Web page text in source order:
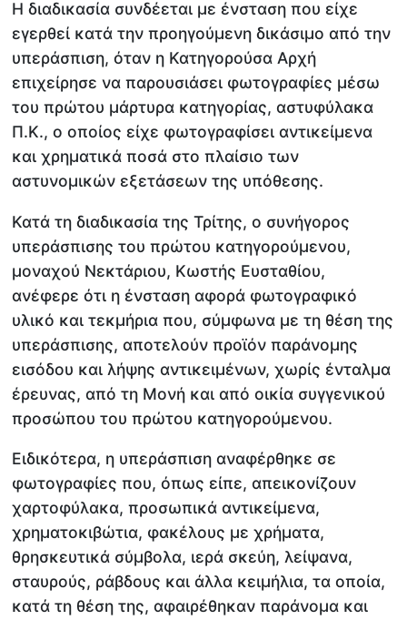
Η διαδικασία συνδέεται με ένσταση που είχε
εγερθεί κατά την προηγούμενη δικάσιμο από την
υπεράσπιση, όταν η Κατηγορούσα Αρχή
επιχείρησε να παρουσιάσει φωτογραφίες μέσω
του πρώτου μάρτυρα κατηγορίας, αστυφύλακα
Π.Κ., ο οποίος είχε φωτογραφίσει αντικείμενα
και χρηματικά ποσά στο πλαίσιο των
αστυνομικών εξετάσεων της υπόθεσης.
Κατά τη διαδικασία της Τρίτης, ο συνήγορος
υπεράσπισης του πρώτου κατηγορούμενου,
μοναχού Νεκτάριου, Κωστής Ευσταθίου,
ανέφερε ότι η ένσταση αφορά φωτογραφικό
υλικό και τεκμήρια που, σύμφωνα με τη θέση της
υπεράσπισης, αποτελούν προϊόν παράνομης
εισόδου και λήψης αντικειμένων, χωρίς ένταλμα
έρευνας, από τη Μονή και από οικία συγγενικού
προσώπου του πρώτου κατηγορούμενου.
Ειδικότερα, η υπεράσπιση αναφέρθηκε σε
φωτογραφίες που, όπως είπε, απεικονίζουν
χαρτοφύλακα, προσωπικά αντικείμενα,
χρηματοκιβώτια, φακέλους με χρήματα,
θρησκευτικά σύμβολα, ιερά σκεύη, λείψανα,
σταυρούς, ράβδους και άλλα κειμήλια, τα οποία,
κατά τη θέση της, αφαιρέθηκαν παράνομα και